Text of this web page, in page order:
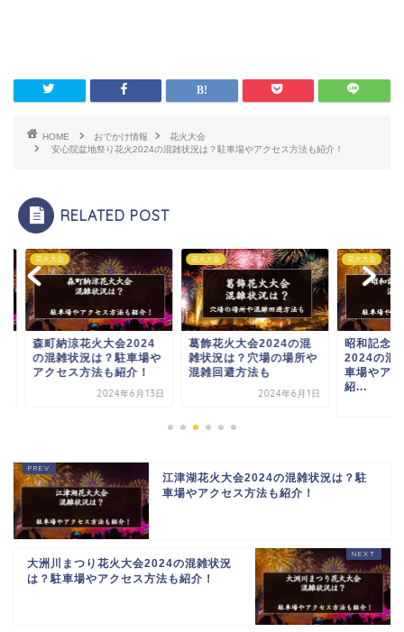
HOME おでかけ情報
花火大会
安心院盆地祭り花火2024の混雑状況は？駐車場やアクセス方法も紹介！
RELATED POST
納涼花火大会2024
雑状況は？駐車場や
セス方法も紹介！
2024年6月13日
葛飾花火大会2024の混
雑状況は？穴場の場所や
混雑回避方法も
2024年6月1日
花火大会
昭和記念公園花火大
2024の混雑状況は
車場やアクセス方法
紹...
江津湖花火大会2024の混雑状況は？駐
車場やアクセス方法も紹介！
大洲川まつり花火大会2024の混雑状況
は？駐車場やアクセス方法も紹介！